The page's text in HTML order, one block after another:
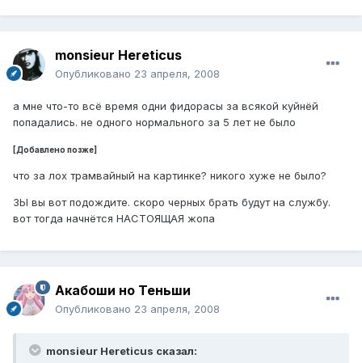
monsieur Hereticus
Опубликовано 23 апреля, 2008
а мне что-то всё время одни фидорасы за всякой куйнёй
попадались. не одного нормального за 5 лет не было
[Добавлено позже]
что за лох трамвайный на картинке? никого хуже не было?
ЗЫ вы вот подождите. скоро черных брать будут на службу.
вот тогда начнётся НАСТОЯЩАЯ жопа
Акабоши но Теньши
Опубликовано 23 апреля, 2008
monsieur Hereticus сказал: